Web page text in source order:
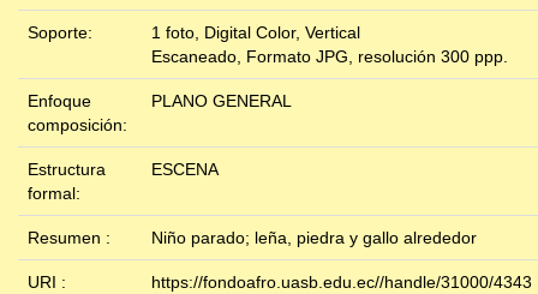
Soporte:
1 foto, Digital Color, Vertical
Escaneado, Formato JPG, resolución 300 ppp.
Enfoque
composición:
PLANO GENERAL
Estructura
formal:
ESCENA
Resumen : Niño parado; leña, piedra y gallo alrededor
URI : https://fondoafro.uasb.edu.ec//handle/31000/4343